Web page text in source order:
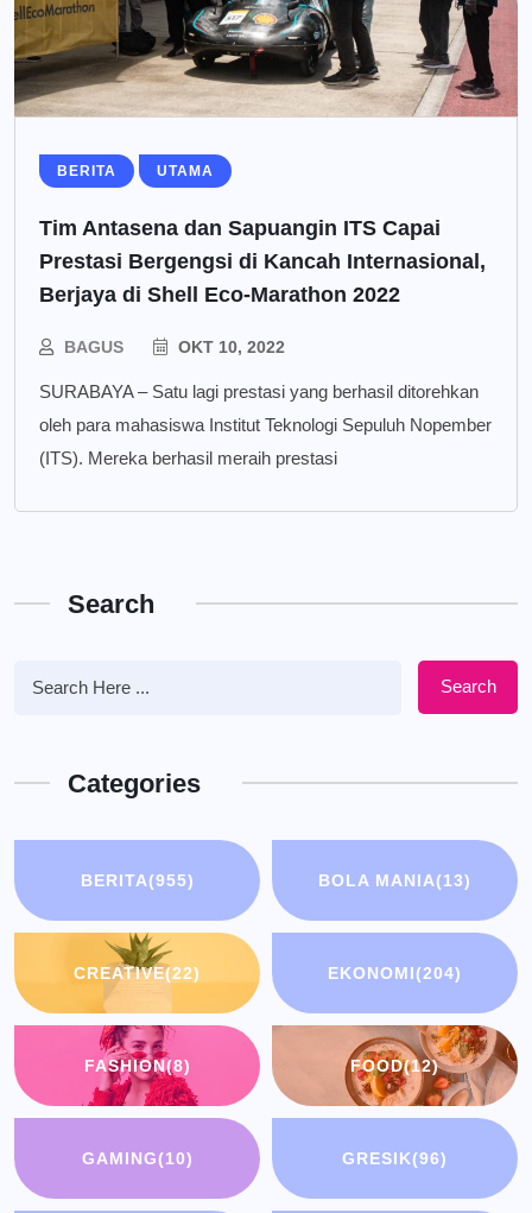
BERITA UTAMA
Tim Antasena dan Sapuangin ITS Capai
Prestasi Bergengsi di Kancah Internasional,
Berjaya di Shell Eco-Marathon 2022
BAGUS OKT 10, 2022
SURABAYA – Satu lagi prestasi yang berhasil ditorehkan
oleh para mahasiswa Institut Teknologi Sepuluh Nopember
(ITS). Mereka berhasil meraih prestasi
Search
Search
Categories
BERITA(955) BOLA MANIA(13)
CREATIVE(22) EKONOMI(204)
FASHION(8) FOOD(12)
GAMING(10) GRESIK(96)